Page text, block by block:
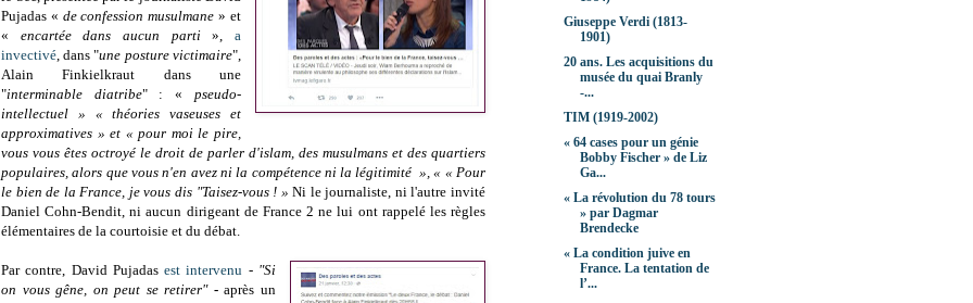
Pujadas « de confession musulmane » et
« encartée dans aucun parti», a
invectivé, dans "une posture victimaire",
Alain Finkielkraut dans une
"interminable diatribe" : « pseudo-
intellectuel » « théories vaseuses et
approximatives » et « pour moi le pire,
vous vous êtes octroyé le droit de parler d'islam, des musulmans et des quartiers
populaires, alors que vous n'en avez ni la compétence ni la légitimité », « « Pour
le bien de la France, je vous dis "Taisez-vous ! » Ni le journaliste, ni l'autre invité
Daniel Cohn-Bendit, ni aucun dirigeant de France 2 ne lui ont rappelé les règles
élémentaires de la courtoisie et du débat.
Par contre, David Pujadasest intervenu - "Si
on vous gêne, on peut se retirer"-après un
Giuseppe Verdi (1813-
1901)
20 ans. Les acquisitions du
musée du quai Branly
-...
TIM (1919-2002)
« 64 cases pour un génie
Bobby Fischer » de Liz
Ga...
« La révolution du 78 tours
» par Dagmar
Brendecke
« La condition juive en
France. La tentation de
l’...